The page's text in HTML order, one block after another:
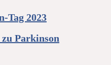
Tag 2023
Parkinson